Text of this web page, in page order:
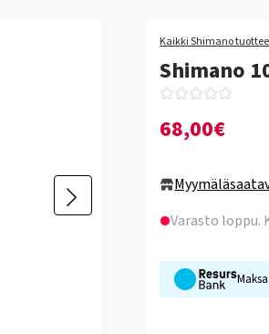
Kaikki Shimano
Shimano
68,00€
Varasto loppu.